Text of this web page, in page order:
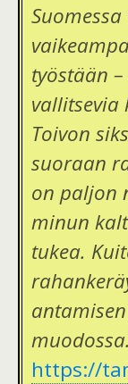
työstään
vallitsevia
Toivon
suoraan
on paljon
minun
tukea.
https://